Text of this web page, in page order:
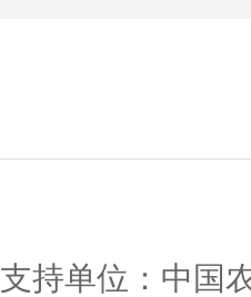
支持单位：中国